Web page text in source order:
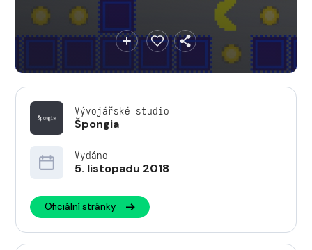
Vývojářské studio
Špongia
Vydáno
5. listopadu 2018
Oficiální stránky